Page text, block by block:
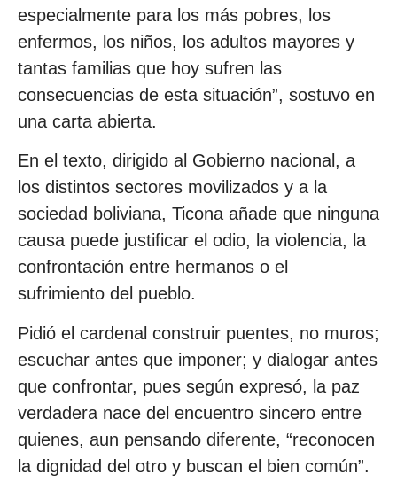
especialmente para los más pobres, los
enfermos, los niños, los adultos mayores y
tantas familias que hoy sufren las
consecuencias de esta situación”, sostuvo en
una carta abierta.
En el texto, dirigido al Gobierno nacional, a
los distintos sectores movilizados y a la
sociedad boliviana, Ticona añade que ninguna
causa puede justificar el odio, la violencia, la
confrontación entre hermanos o el
sufrimiento del pueblo.
Pidió el cardenal construir puentes, no muros;
escuchar antes que imponer; y dialogar antes
que confrontar, pues según expresó, la paz
verdadera nace del encuentro sincero entre
quienes, aun pensando diferente, “reconocen
la dignidad del otro y buscan el bien común”.